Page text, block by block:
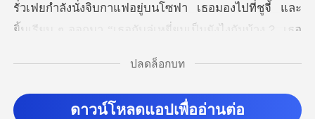
งไปที่ชูจี้ และ
ยิ้มเรียบ ๆ ออกมา “เธอกั
ปลดล็อกบท
ดาวน์โหลดแอปเพื่ออ่านต่อ